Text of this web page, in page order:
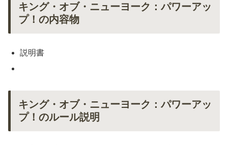
キング・オブ・ニューヨーク：パワーアッ
プ！の内容物
説明書
キング・オブ・ニューヨーク：パワーアッ
プ！のルール説明